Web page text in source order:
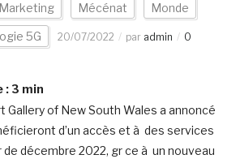
Marketing Mécénat Monde
5G 20/07/2022 par admin
0
: 3 min
Gallery of New South Wales a annoncé
d’un accès et à des services
décembre 2022, gr ce à un nouveau